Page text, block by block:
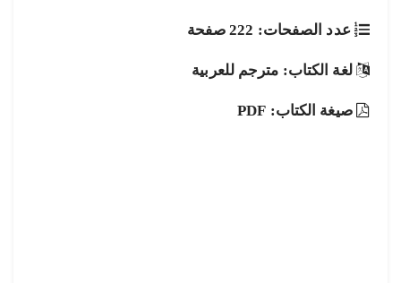
عدد الصفحات: 222 صفحة
لغة الكتاب: مترجم للعربية
صيغة الكتاب: PDF